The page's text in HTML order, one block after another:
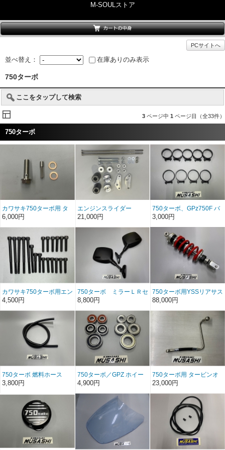
M-SOULストア
PCサイトへ
並べ替え： 在庫ありのみ表示
750ターボ
ここをタップして検索
3 ページ中 1 ページ目（全33件）
750ターボ
カワサキ750ターボ用 タ
ービンプレッシャー側バ
ターセット
6,000円
エンジンスライダー
21,000円
750ターボ、GPz750F バ
ンドセット
3,000円
カワサキ750ターボ用エン
ジンカバーボルトセット
4,500円
750ターボ ミラーＬＲセ
ット
8,800円
750ターボ用YSSリアサス
STD/MZ750
88,000円
750ターボ 燃料ホース
（100ｍｍ）
3,800円
750ターボ／GPZ ホイー
ルベアリングセット
4,900円
750ターボ用 タービンオ
イルホース
23,000円